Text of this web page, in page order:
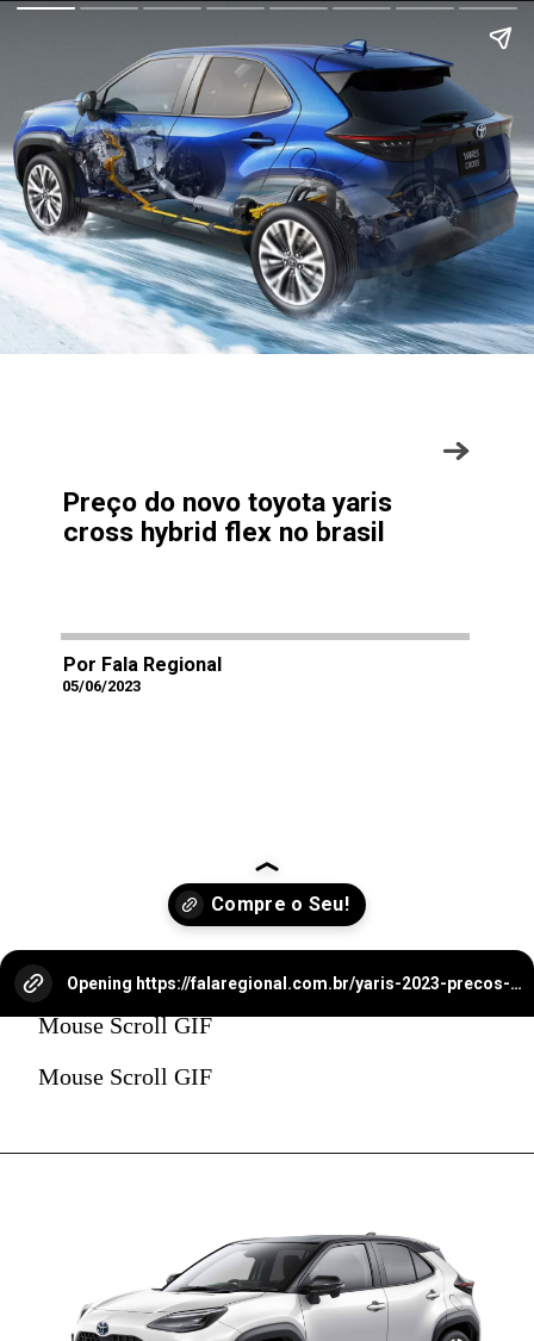
Por Fala Regional
05/06/2023
Preço do novo toyota yaris
cross hybrid flex no brasil
Opening https://falaregional.com.br/yaris-2023-precos-e-versoes-revelados-confira-a-ficha-tecnica-fotos-e-valores-do-novo-hatch-automatico-xls.html?via=webs&tipo=amp
Mouse Scroll GIF
Mouse Scroll GIF